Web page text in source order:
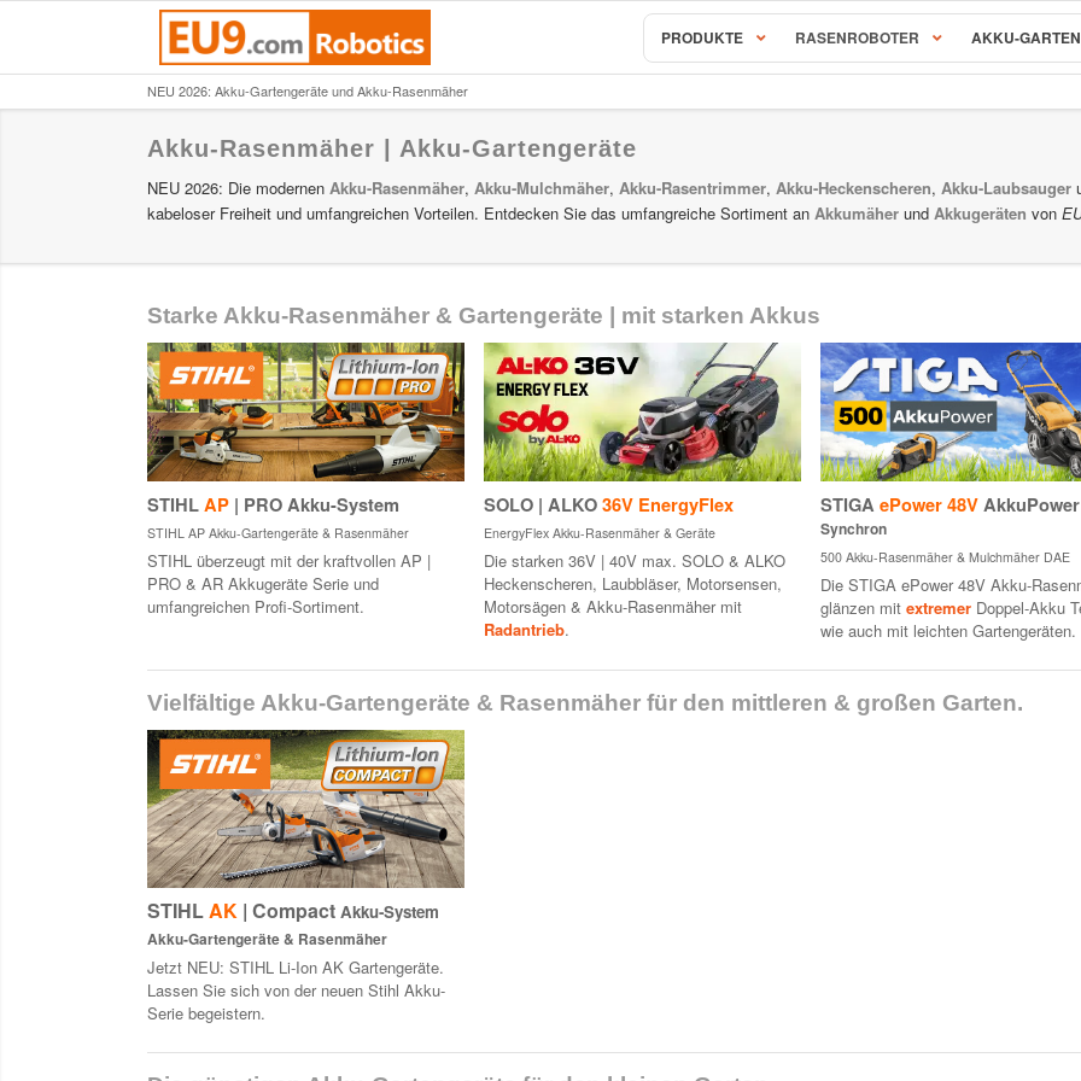
PRODUKTE
ALKO Akku-Rasenmäher & Gartengeräte
EnergyFlex
ALKO18VAkku-Rasenmäher & Gartengeräte
STIHLASAkkugeräte
STIHLAKAkkugeräte | Compact
STIHLAPAkkugeräte | PRO
Alpina aus dem Hause Stiga
Stiga 80V Akku-Gartengeräte
Stiga80VAkku-Gartengeräte
Stiga48VGartengeräte
Stiga 24V Akku-Gartengeräte |
Stiga24VAkku-Gartengeräte
RASENROBOTER AKKU-GARTEN
NEU 2026: Akku-Gartengeräte und Akku-Rasenmäher
Akku-Rasenmäher | Akku-Gartengeräte
NEU 2026: Die modernen Akku-Rasenmäher, Akku-Mulchmäher, Akku-Rasentrimmer, Akku-Heckenscheren, Akku-Laubsauger
kabeloser Freiheit und umfangreichen Vorteilen. Entdecken Sie das umfangreiche Sortiment an Akkumäher und Akkugeräten von
Starke Akku-Rasenmäher & Gartengeräte | mit starken Akkus
STIHLAP | PRO Akku-System
STIHL AP Akku-Gartengeräte & Rasenmäher
STIHL überzeugt mit der kraftvollen AP |
PRO & AR Akkugeräte Serie und
umfangreichen Profi-Sortiment.
SOLO | ALKO36V EnergyFlex
EnergyFlex Akku-Rasenmäher & Geräte
Die starken 36V | 40V max. SOLO & ALKO
Heckenscheren, Laubbläser, Motorsensen,
Motorsägen & Akku-Rasenmäher mit
Radantrieb.
STIGAePower 48VAkkuPower
Synchron
500 Akku-Rasenmäher & Mulchmäher DAE
DieSTIGA ePower 48V Akku-
glänzen mitextremer Doppel-Akku
wie auch mit leichten Gartengeräten.
Vielfältige Akku-Gartengeräte & Rasenmäher für den mittleren & großen Garten.
STIHLAK | Compact Akku-System
Akku-Gartengeräte & Rasenmäher
Jetzt NEU: STIHL Li-Ion AK Gartengeräte.
Lassen Sie sich von der neuen Stihl Akku-
Serie begeistern.